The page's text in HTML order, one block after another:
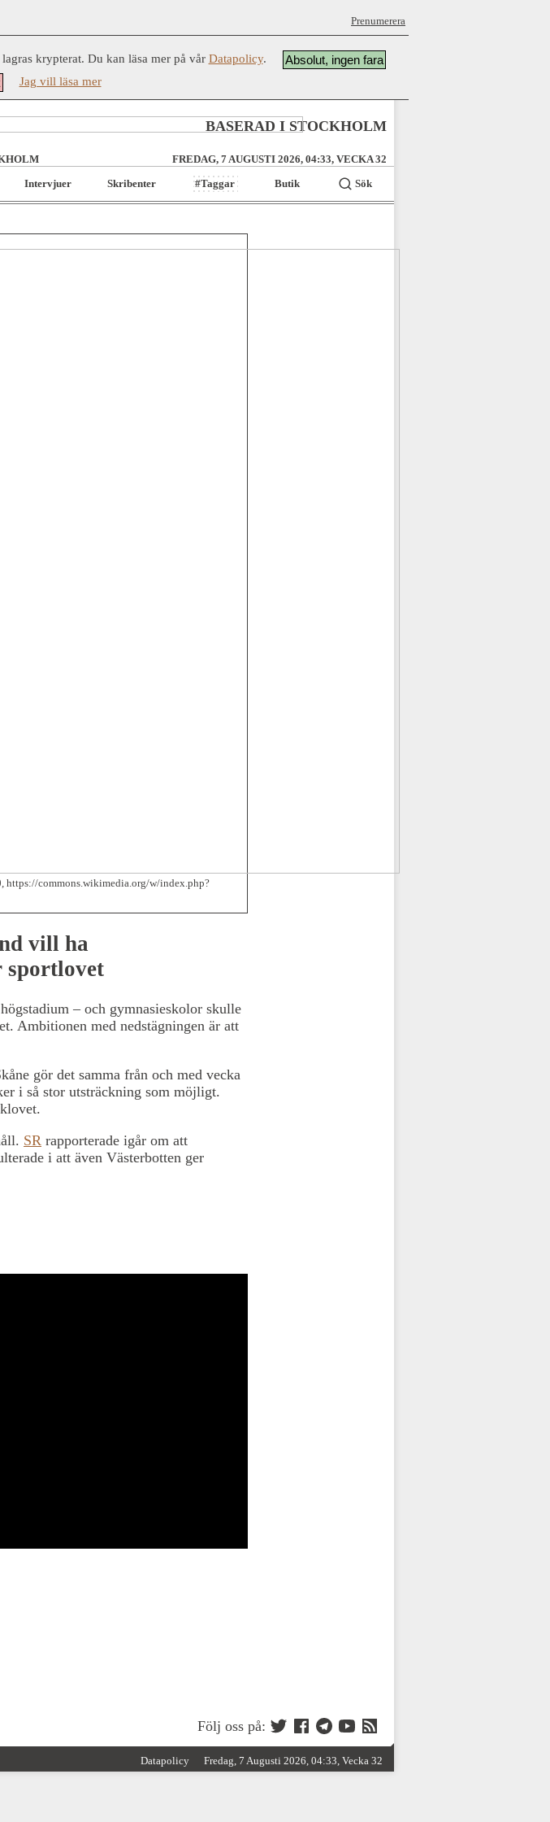
Prenumerera
krypterat. Du kan läsa mer på vår Datapolicy.
Absolut, ingen fara
Jag vill läsa mer
BASERAD I STOCKHOLM
FREDAG, 7 AUGUSTI 2026, 04:33, VECKA 32
Intervjuer Skribenter #Taggar Butik Sök
https://commons.wikimedia.org/w/index.php?
vill ha
sportlovet
– och gymnasieskolor skulle
Ambitionen med nedstägningen är att
gör det samma från och med vecka
i så stor utsträckning som möjligt.
SR rapporterade igår om att
i att även Västerbotten ger
Följ oss på:
Datapolicy Fredag, 7 Augusti 2026, 04:33, Vecka 32